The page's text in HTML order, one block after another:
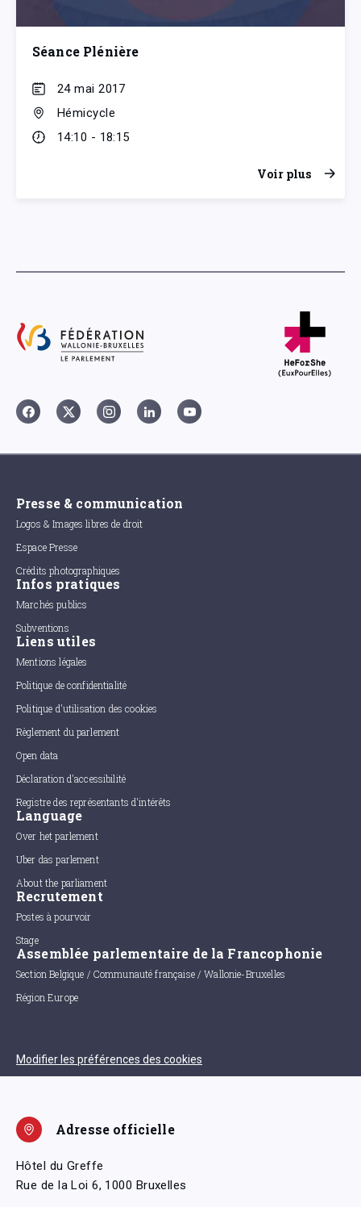
Séance Plénière
24 mai 2017
Hémicycle
14:10 - 18:15
Voir plus
Presse & communication
Logos & Images libres de droit
Espace Presse
Crédits photographiques
Infos pratiques
Marchés publics
Subventions
Liens utiles
Mentions légales
Politique de confidentialité
Politique d'utilisation des cookies
Règlement du parlement
Open data
Déclaration d'accessibilité
Registre des représentants d'intérêts
Language
Over het parlement
Uber das parlement
About the parliament
Recrutement
Postes à pourvoir
Stage
Assemblée parlementaire de la Francophonie
Section Belgique / Communauté française / Wallonie-Bruxelles
Région Europe
Modifier les préférences des cookies
Adresse officielle
Hôtel du Greffe
Rue de la Loi 6, 1000 Bruxelles